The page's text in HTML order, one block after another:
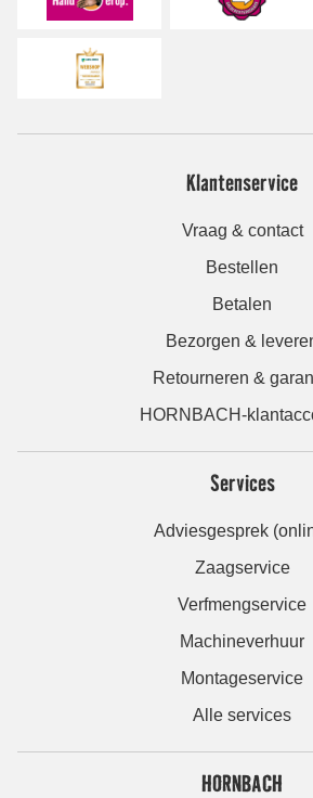
Klantenservice
Vraag & contact
Bestellen
Betalen
Bezorgen &
Retourneren &
HORNBACH-
Services
Adviesgesprek
Zaagservice
Verfmengservice
Machineverhuur
Montageservice
Alle services
HORNBACH